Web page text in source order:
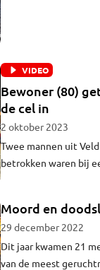
VIDEO
Bewoner (80)
de cel in
2 oktober 2023
Twee mannen uit
betrokken waren bij
Moord en
29 december 2022
Dit jaar kwamen 21
van de meest